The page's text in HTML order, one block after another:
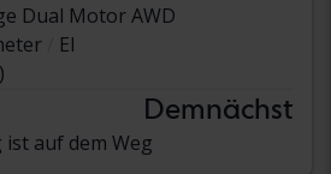
Dual Motor AWD
El
Demnächst
auf dem Weg